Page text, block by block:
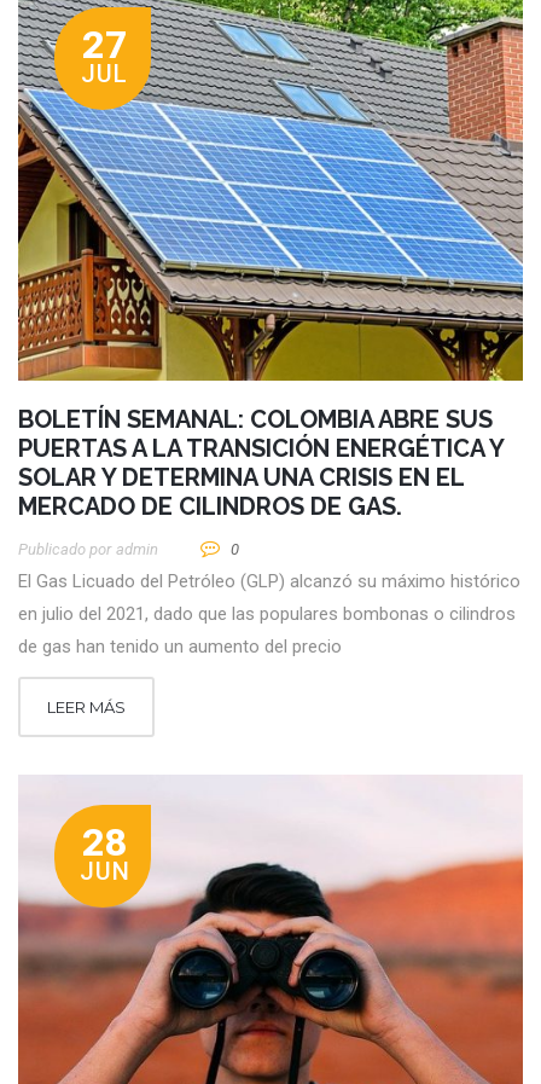
27
JUL
BOLETÍN SEMANAL: COLOMBIA ABRE SUS
PUERTAS A LA TRANSICIÓN ENERGÉTICA Y
SOLAR Y DETERMINA UNA CRISIS EN EL
MERCADO DE CILINDROS DE GAS.
Publicado por Admin 0
El Gas Licuado del Petróleo (GLP) alcanzó su máximo histórico
en julio del 2021, dado que las populares bombonas o cilindros
de gas han tenido un aumento del precio
LEER MÁS
28
JUN